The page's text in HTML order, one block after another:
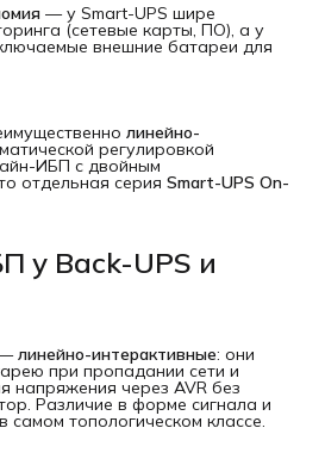
— у Smart-UPS шире
(сетевые карты, ПО), а у
внешние батареи для
линейно-
регулировкой
ИБП с двойным
отдельная серия Smart-UPS On-
у Back-UPS и
—линейно-интерактивные: они
при пропадании сети и
напряжения через AVR без
Различие в форме сигнала и
самом топологическом классе.